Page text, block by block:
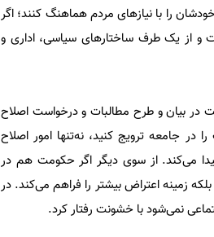
را با نیازهای مردم هماهنگ کنند؛ اگر
و از یک طرف ساختارهای سیاسی، اداری و
بیان و طرح مطالبات و درخواست اصلاح
در جامعه ترویج کنید، نه‌تنها امور اصلاح
می‌کند. از سوی دیگر اگر حکومت هم در
زمینه اعتراض بیشتر را فراهم می‌کند. در
نمی‌شود با خشونت رفتار کرد.